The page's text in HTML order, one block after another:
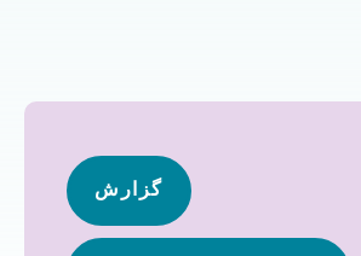
گزارش